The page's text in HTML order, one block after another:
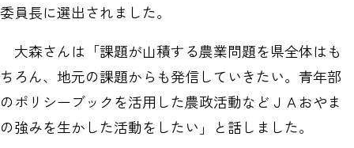
委員長に選出されました。
大森さんは「課題が山積する農業問題を県全体はも
ちろん、地元の課題からも発信していきたい。青年部
のポリシーブックを活用した農政活動などＪＡおやま
の強みを生かした活動をしたい」と話しました。